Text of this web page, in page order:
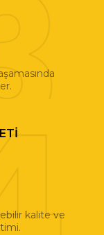
kalite ve